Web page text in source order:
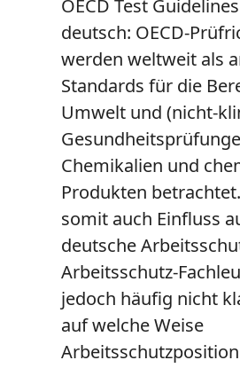
OECD Test Guidelines
deutsch: OECD-
werden weltweit als
Standards für die
Umwelt und (nicht-
Chemikalien und
Produkten
somit auch Einfluss
deutsche
Arbeitsschutz-
jedoch häufig nicht
auf welche Weise